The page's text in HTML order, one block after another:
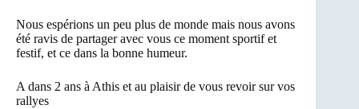
Nous espérions un peu plus de monde mais nous avons
été ravis de partager avec vous ce moment sportif et
festif, et ce dans la bonne humeur.
A dans 2 ans à Athis et au plaisir de vous revoir sur vos
rallyes